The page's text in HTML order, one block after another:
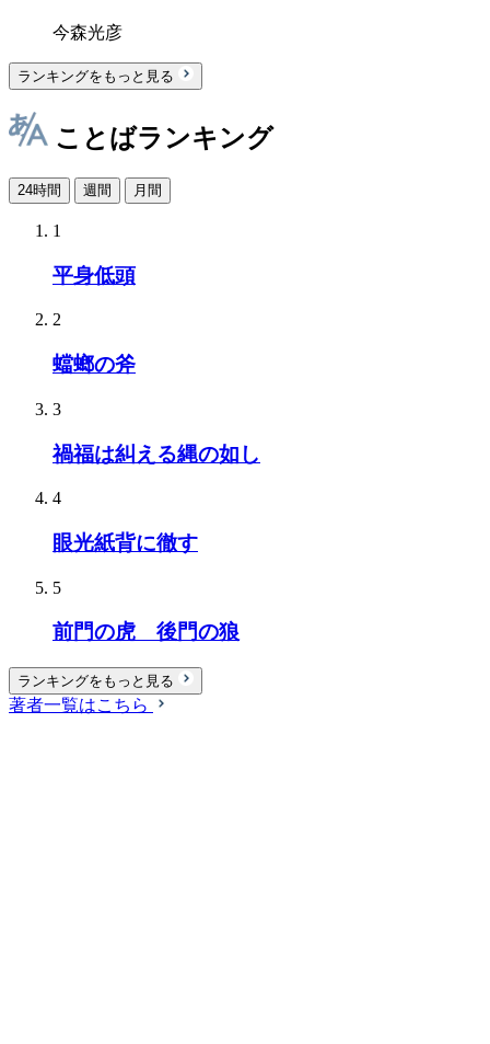
今森光彦
ランキングをもっと見る
ことばランキング
24時間 週間 月間
1
平身低頭
2
蟷螂の斧
3
禍福は糾える縄の如し
4
眼光紙背に徹す
5
前門の虎 後門の狼
ランキングをもっと見る
著者一覧はこちら